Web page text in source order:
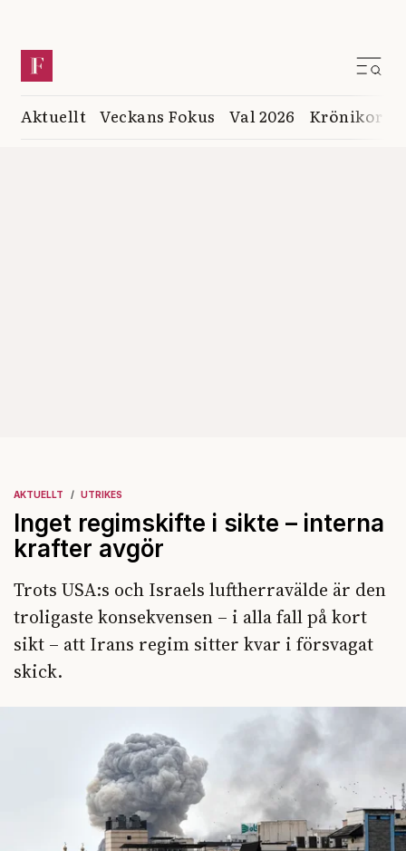
Aktuellt Veckans Fokus Val 2026 Krönikor
AKTUELLT UTRIKES
Inget regimskifte i sikte – interna
krafter avgör
Trots USA:s och Israels luftherravälde är den
troligaste konsekvensen – i alla fall på kort
sikt – att Irans regim sitter kvar i försvagat
skick.